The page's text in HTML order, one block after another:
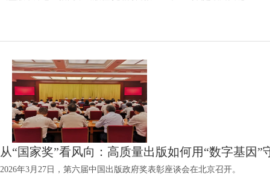
从“国家奖”看风向：高质量出版如何用“数字基因”
2026年3月27日，第六届中国出版政府奖表彰座谈会在北京召开。